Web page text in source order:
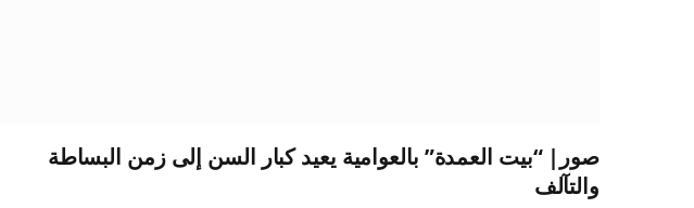
صور| “بيت العمدة” بالعوامية يعيد كبار السن إلى زمن البساطة
والتآلف